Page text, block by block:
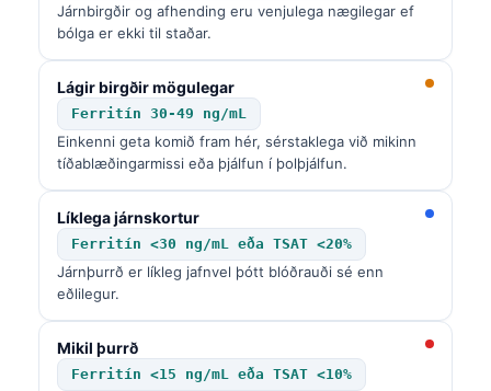
Járnbirgðir og afhending eru venjulega nægilegar ef
bólga er ekki til staðar.
Lágir birgðir mögulegar
Ferritín 30-49 ng/mL
Einkenni geta komið fram hér, sérstaklega við mikinn
tíðablæðingarmissi eða þjálfun í þolþjálfun.
Líklega járnskortur
Ferritín <30 ng/mL eða TSAT <20%
Járnþurrð er líkleg jafnvel þótt blóðrauði sé enn
eðlilegur.
Mikil þurrð
Ferritín <15 ng/mL eða TSAT <10%
Українська
O‘zbekcha
Català
Қазақ тілі
Suomi
Slovenčina
كوردی‎
پښتو
سنڌي
සිංහල